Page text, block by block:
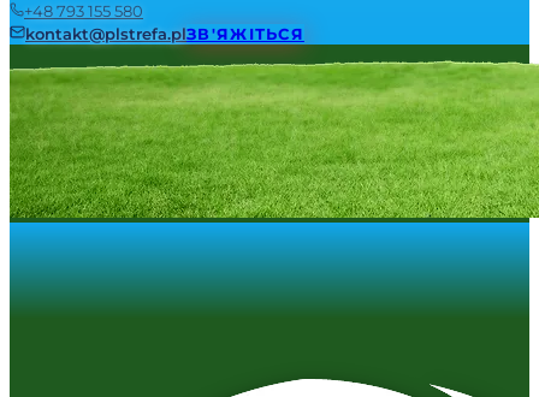
+48 793 155 580
kontakt@plstrefa.plЗВ'ЯЖІТЬСЯ